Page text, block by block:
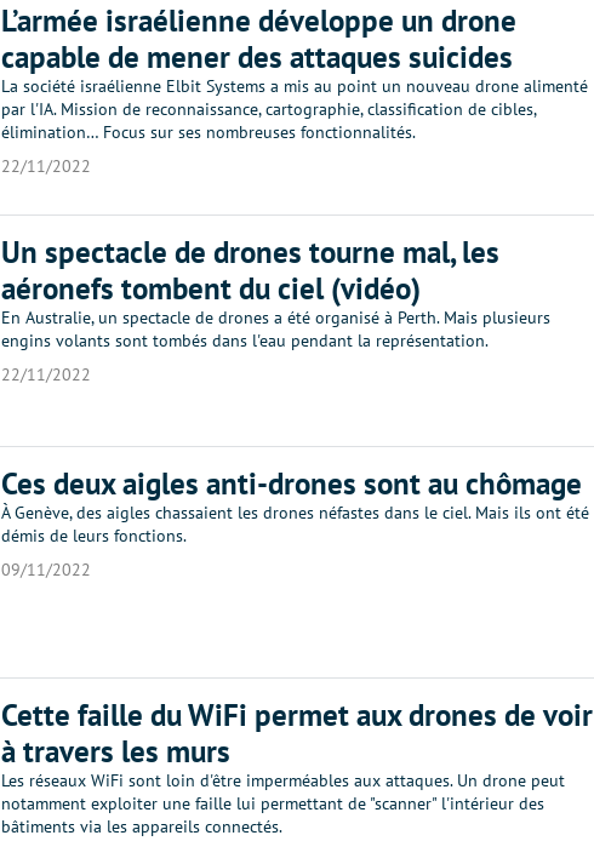
L’armée israélienne développe un drone
capable de mener des attaques suicides
La société israélienne Elbit Systems a mis au point un nouveau drone alimenté
par l'IA. Mission de reconnaissance, cartographie, classification de cibles,
élimination… Focus sur ses nombreuses fonctionnalités.
22/11/2022
Un spectacle de drones tourne mal, les
aéronefs tombent du ciel (vidéo)
En Australie, un spectacle de drones a été organisé à Perth. Mais plusieurs
engins volants sont tombés dans l'eau pendant la représentation.
22/11/2022
Ces deux aigles anti-drones sont au chômage
À Genève, des aigles chassaient les drones néfastes dans le ciel. Mais ils ont été
démis de leurs fonctions.
09/11/2022
Cette faille du WiFi permet aux drones de voir
à travers les murs
Les réseaux WiFi sont loin d'être imperméables aux attaques. Un drone peut
notamment exploiter une faille lui permettant de "scanner" l'intérieur des
bâtiments via les appareils connectés.